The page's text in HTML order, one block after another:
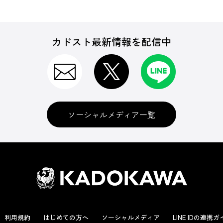
カドスト最新情報を配信中
ソーシャルメディア一覧
利用規約 はじめての方へ ソーシャルメディア LINE IDの連携ガ